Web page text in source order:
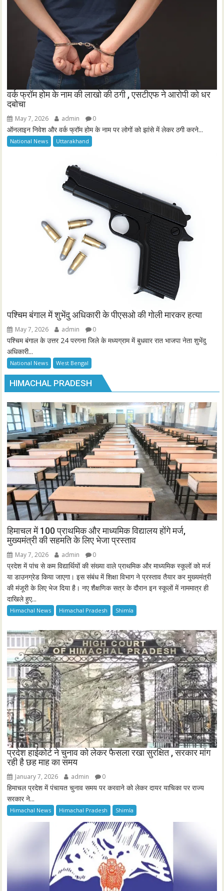
वर्क फ्रॉम होम के नाम की लाखो की ठगी , एसटीएफ ने आरोपी को धर
दबोचा
May 7, 2026 admin 0
ऑनलाइन निवेश और वर्क फ्रॉम होम के नाम पर लोगों को झांसे में लेकर ठगी करने...
National News Uttarakhand
पश्चिम बंगाल में शुभेंदु अधिकारी के पीएसओ की गोली मारकर हत्या
May 7, 2026 admin 0
पश्चिम बंगाल के उत्तर 24 परगना जिले के मध्यग्राम में बुधवार रात भाजपा नेता शुभेंदु
अधिकारी...
National News West Bengal
HIMACHAL PRADESH
हिमाचल में 100 प्राथमिक और माध्यमिक विद्यालय होंगे मर्ज,
मुख्यमंत्री की सहमति के लिए भेजा प्रस्ताव
May 7, 2026 admin 0
प्रदेश में पांच से कम विद्यार्थियों की संख्या वाले प्राथमिक और माध्यमिक स्कूलों को मर्ज
या डाउनग्रेड किया जाएगा। इस संबंध में शिक्षा विभाग ने प्रस्ताव तैयार कर मुख्यमंत्री
की मंजूरी के लिए भेज दिया है। नए शैक्षणिक सत्र के दौरान इन स्कूलों में नाममात्र ही
दाखिले हुए...
Himachal News Himachal Pradesh Shimla
प्रदेश हाईकोर्ट ने चुनाव को लेकर फैसला रखा सुरक्षित , सरकार मांग
रही है छह माह का समय
January 7, 2026 admin 0
हिमाचल प्रदेश में पंचायत चुनाव समय पर करवाने को लेकर दायर याचिका पर राज्य
सरकार ने...
Himachal News Himachal Pradesh Shimla